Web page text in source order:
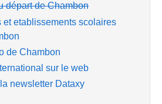
départ de Chambon
et etablissements scolaires
de Chambon
sur le web
newsletter Dataxy